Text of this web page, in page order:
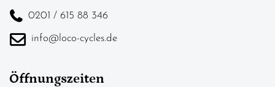
0201 / 615 88 346
info@loco-cycles.de
Öffnungszeiten